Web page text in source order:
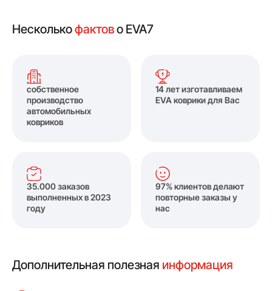
Несколькофактово EVA7
собственное
производство
автомобильных
ковриков
14 лет изготавливаем
EVA коврики для Вас
35.000 заказов
выполненных в 2023
году
97% клиентов делают
повторные заказы у
нас
Дополнительная полезная информация